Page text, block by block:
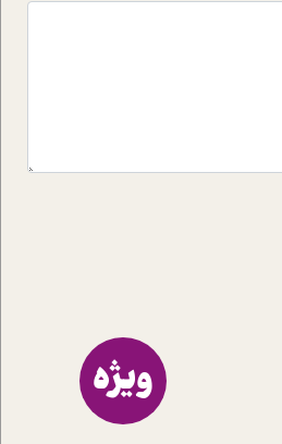
از هوش مصنوعی در حوزه های
ویژه